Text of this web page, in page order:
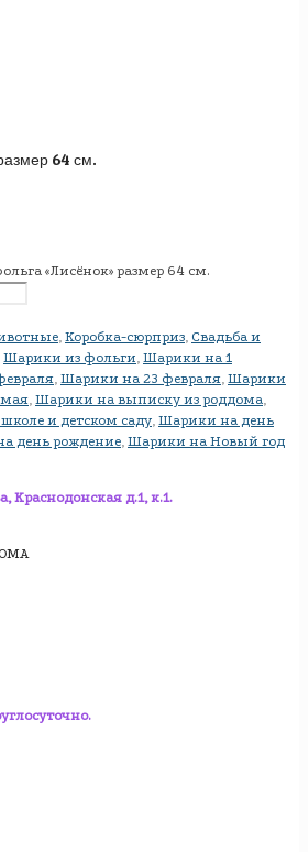
64 см.
«Лисёнок» размер 64 см.
, Коробка-сюрприз, Свадьба и
Шарики из фольги, Шарики на 1
, Шарики на 23 февраля, Шарики
, Шарики на выписку из роддома,
и детском саду, Шарики на день
день рождение, Шарики на Новый год
Краснодонская д.1, к.1.